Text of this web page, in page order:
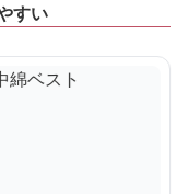
すい